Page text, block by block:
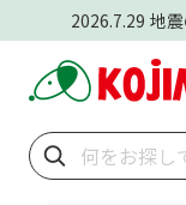
2026.7.29 地